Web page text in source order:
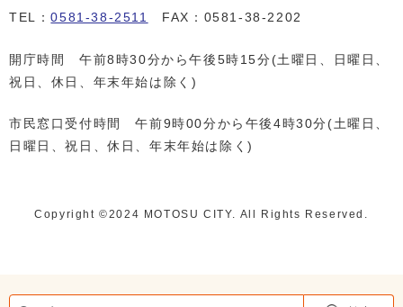
TEL：0581-38-2511 FAX：0581-38-2202
開庁時間 午前8時30分から午後5時15分(土曜日、日曜日、
祝日、休日、年末年始は除く)
市民窓口受付時間 午前9時00分から午後4時30分(土曜日、
日曜日、祝日、休日、年末年始は除く)
Copyright ©️2024 MOTOSU CITY. All Rights Reserved.